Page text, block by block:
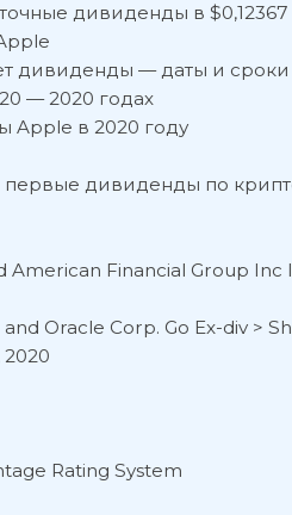
дивиденды в
дивиденды — даты и сроки
— 2020 годах
Apple в 2020 году
первые дивиденды по
American Financial Group Inc
Oracle Corp. Go Ex-div >
2020
Rating System